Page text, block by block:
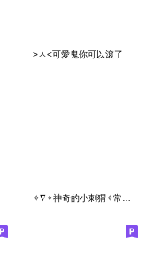
>ㅅ<可愛鬼你可以滾了